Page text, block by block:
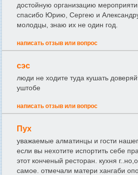
достойную организацию
спасибо Юрию, Сергею и
молодцы, знаю их не один год.
написать отзыв или вопрос
сэс
люди не ходите туда кушать
уштобе
написать отзыв или вопрос
Пух
уважаемые алматинцы и гости
если вы нехотите испортить себе
этот конченый ресторан. кухня
самое. отмечали матери хангаби